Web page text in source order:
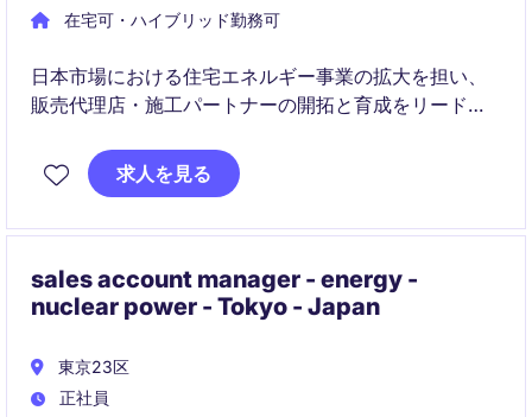
在宅可・ハイブリッド勤務可
日本市場における住宅エネルギー事業の拡大を担い、
販売代理店・施工パートナーの開拓と育成をリードい
関与し、事業成長を牽引する重要な役割です。
求人を見る
sales account manager - energy -
nuclear power - Tokyo - Japan
東京23区
正社員